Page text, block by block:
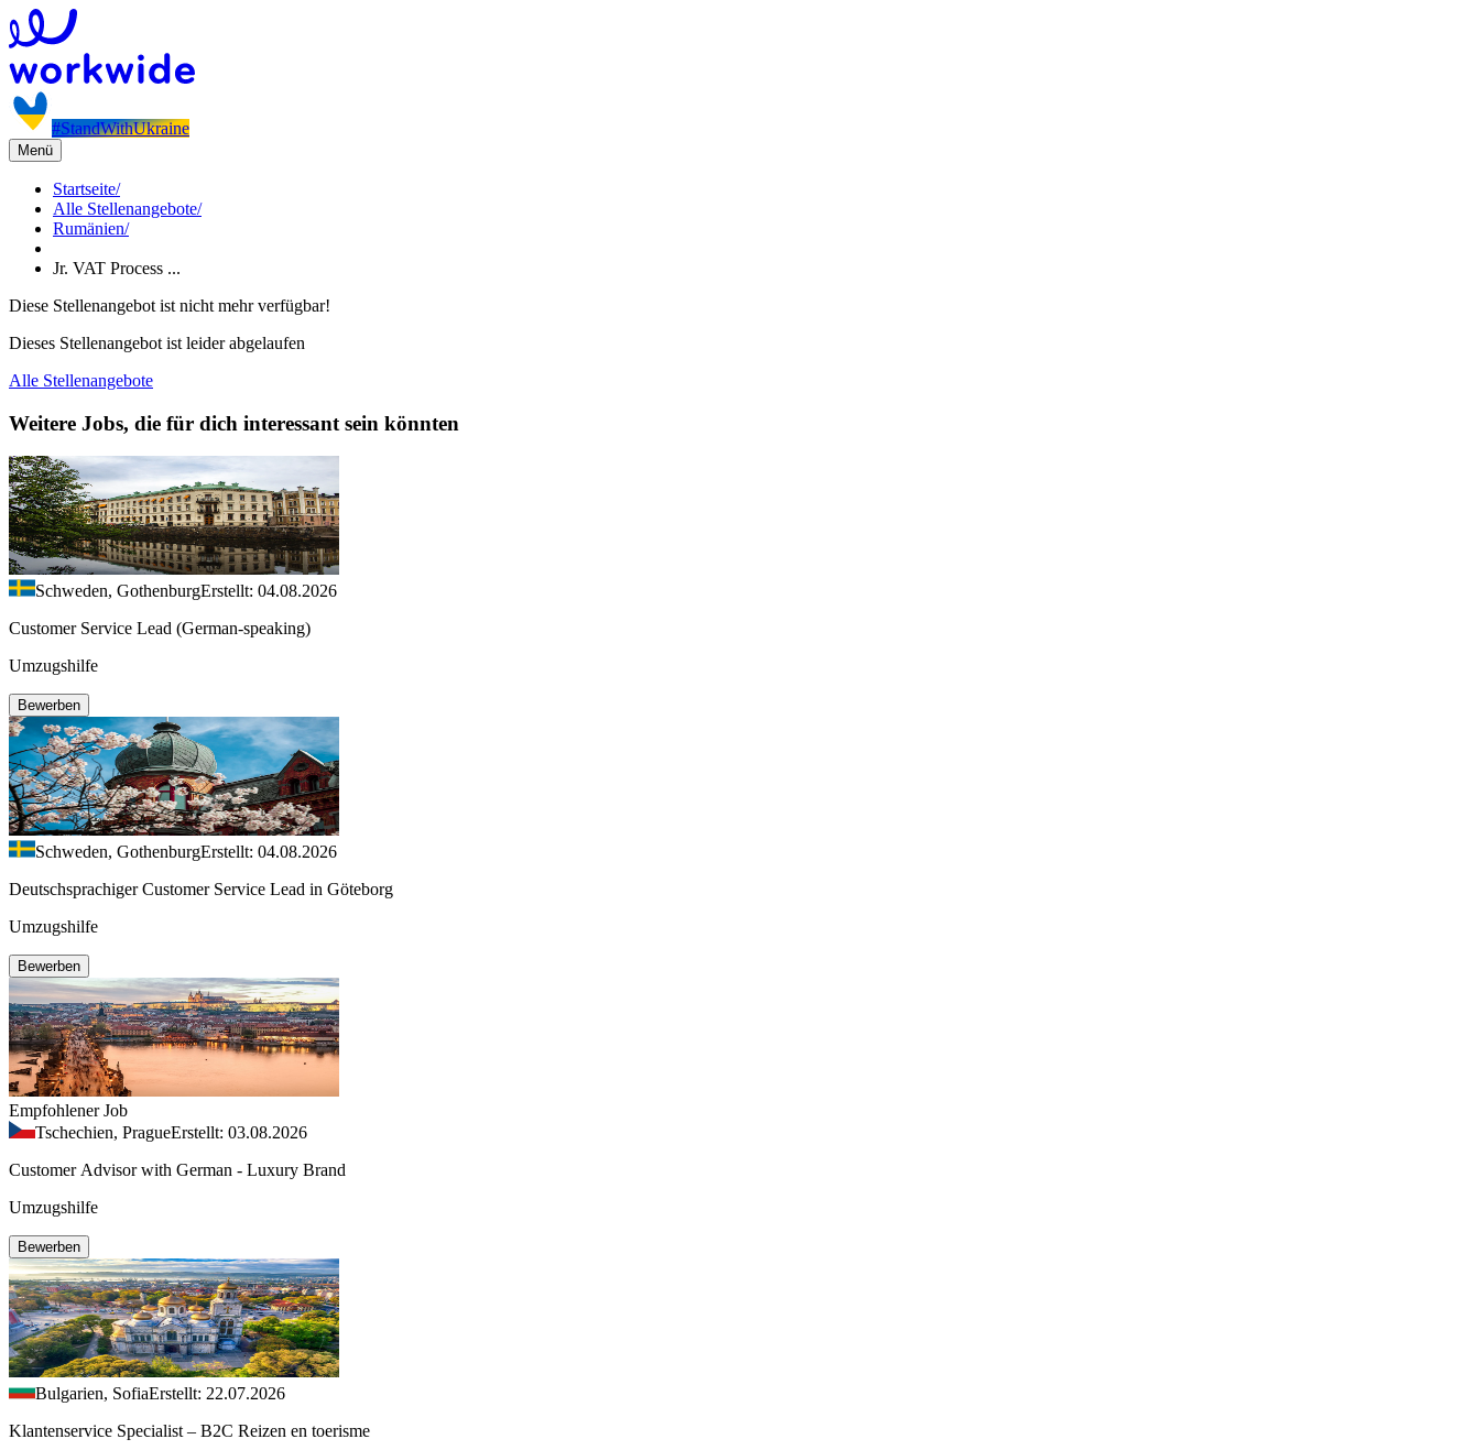
#StandWithUkraine
Menü
Startseite/
Alle Stellenangebote/
Rumänien/
Jr. VAT Process ...
Diese Stellenangebot ist nicht mehr verfügbar!
Dieses Stellenangebot ist leider abgelaufen
Alle Stellenangebote
Weitere Jobs, die für dich interessant sein könnten
Schweden, GothenburgErstellt: 04.08.2026
Customer Service Lead (German-speaking)
Umzugshilfe
Bewerben
Schweden, GothenburgErstellt: 04.08.2026
Deutschsprachiger Customer Service Lead in Göteborg
Umzugshilfe
Bewerben
Empfohlener Job
Tschechien, PragueErstellt: 03.08.2026
Customer Advisor with German - Luxury Brand
Umzugshilfe
Bewerben
Bulgarien, SofiaErstellt: 22.07.2026
Klantenservice Specialist – B2C Reizen en toerisme